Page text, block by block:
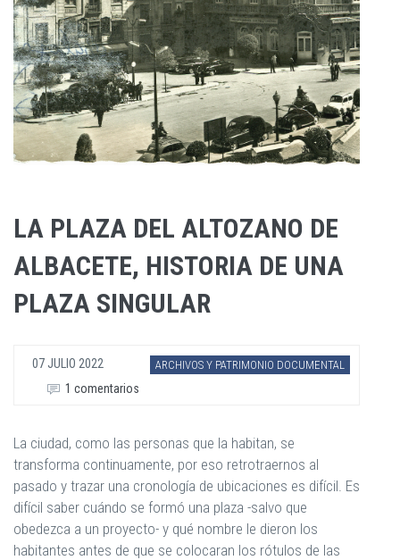
LA PLAZA DEL ALTOZANO DE
ALBACETE, HISTORIA DE UNA
PLAZA SINGULAR
07 JULIO 2022 ARCHIVOS Y PATRIMONIO DOCUMENTAL
1 comentarios
La ciudad, como las personas que la habitan, se
transforma continuamente, por eso retrotraernos al
pasado y trazar una cronología de ubicaciones es difícil. Es
difícil saber cuándo se formó una plaza -salvo que
obedezca a un proyecto- y qué nombre le dieron los
habitantes antes de que se colocaran los rótulos de las